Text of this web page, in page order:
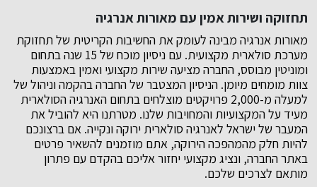
תחזוקה ושירות אמין עם מאורות אנרגיה
מאורות אנרגיה מבינה לעומק את החשיבות הקריטית של תחזוקת
מערכת סולארית מקצועית. עם ניסיון מוכח של 15 שנה בתחום
ומוניטין מבוסס, החברה מציעה שירות מקצועי ואמין באמצעות
צוות מומחים מיומן. הניסיון המצטבר של החברה בהקמה וניהול של
למעלה מ-2,000 פרויקטים מוצלחים בתחום האנרגיה הסולארית
מעיד על המקצועיות והמחויבות שלנו. מטרתנו היא להוביל את
המעבר של ישראל לאנרגיה סולארית ירוקה ונקייה. אם ברצונכם
להיות חלק מהמהפכה הירוקה, אתם מוזמנים להשאיר פרטים
באתר החברה, ונציג מקצועי יחזור אליכם בהקדם עם פתרון
מותאם לצרכים שלכם.